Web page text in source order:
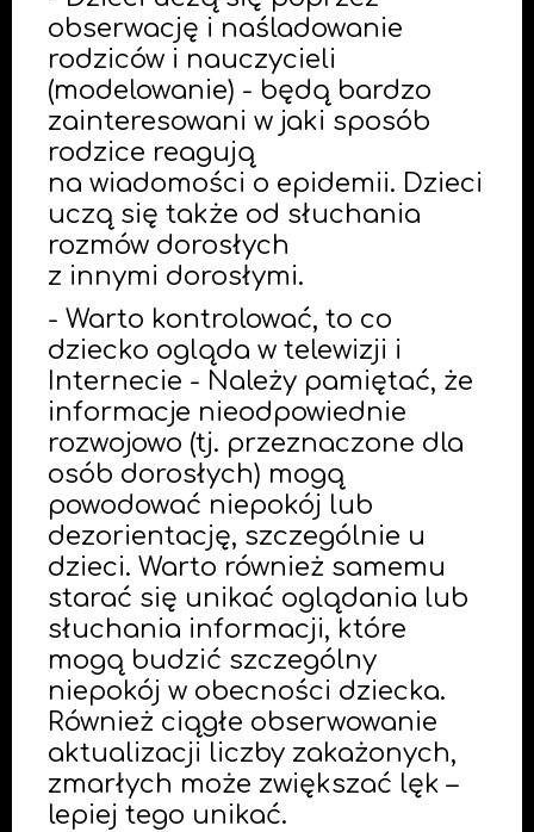
obserwację i naśladowanie
rodziców i nauczycieli
(modelowanie) - będą bardzo
zainteresowani w jaki sposób
rodzice reagują
na wiadomości o epidemii. Dzieci
uczą się także od słuchania
rozmów dorosłych
z innymi dorosłymi.
- Warto kontrolować, to co
dziecko ogląda w telewizji i
Internecie - Należy pamiętać, że
informacje nieodpowiednie
rozwojowo (tj. przeznaczone dla
osób dorosłych) mogą
powodować niepokój lub
dezorientację, szczególnie u
dzieci. Warto również samemu
starać się unikać oglądania lub
słuchania informacji, które
mogą budzić szczególny
niepokój w obecności dziecka.
Również ciągłe obserwowanie
aktualizacji liczby zakażonych,
zmarłych może zwiększać lęk –
lepiej tego unikać.